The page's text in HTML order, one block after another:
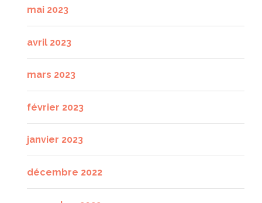
mai 2023
avril 2023
mars 2023
février 2023
janvier 2023
décembre 2022